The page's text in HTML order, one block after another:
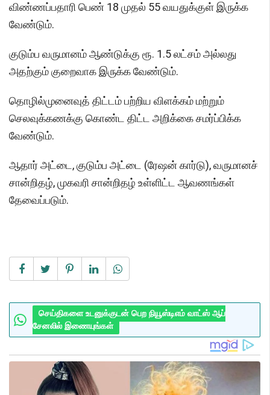
விண்ணப்பதாரி பெண் 18 முதல் 55 வயதுக்குள் இருக்க
வேண்டும்.
குடும்ப வருமானம் ஆண்டுக்கு ரூ. 1.5 லட்சம் அல்லது
அதற்கும் குறைவாக இருக்க வேண்டும்.
தொழில்முனைவுத் திட்டம் பற்றிய விளக்கம் மற்றும்
செலவுக்கணக்கு கொண்ட திட்ட அறிக்கை சமர்ப்பிக்க
வேண்டும்.
ஆதார் அட்டை, குடும்ப அட்டை (ரேஷன் கார்டு), வருமானச்
சான்றிதழ், முகவரி சான்றிதழ் உள்ளிட்ட ஆவணங்கள்
தேவைப்படும்.
செய்திகளை உடனுக்குடன் பெற நியூஸ்டிஎம் வாட்ஸ் ஆப்
சேனலில் இணையுங்கள்